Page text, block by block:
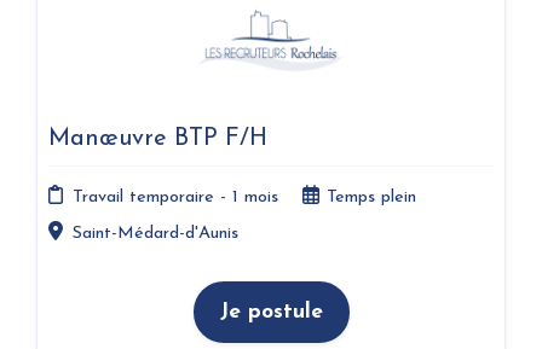
Manœuvre BTP F/H
Travail temporaire - 1 mois
Temps plein
Saint-Médard-d'Aunis
Je postule